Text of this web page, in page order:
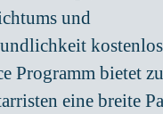
und
Programm bietet
eine breite